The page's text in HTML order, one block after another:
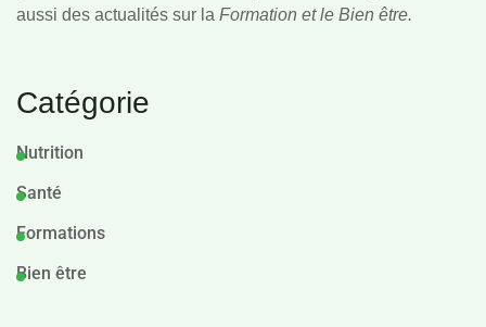
aussi des actualités sur la Formation et le Bien être.
Catégorie
Nutrition
Santé
Formations
Bien être